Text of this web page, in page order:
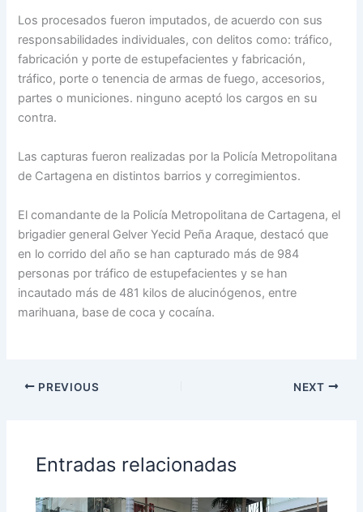
Los procesados fueron imputados, de acuerdo con sus
responsabilidades individuales, con delitos como: tráfico,
fabricación y porte de estupefacientes y fabricación,
tráfico, porte o tenencia de armas de fuego, accesorios,
partes o municiones. ninguno aceptó los cargos en su
contra.
Las capturas fueron realizadas por la Policía Metropolitana
de Cartagena en distintos barrios y corregimientos.
El comandante de la Policía Metropolitana de Cartagena, el
brigadier general Gelver Yecid Peña Araque, destacó que
en lo corrido del año se han capturado más de 984
personas por tráfico de estupefacientes y se han
incautado más de 481 kilos de alucinógenos, entre
marihuana, base de coca y cocaína.
PREVIOUS NEXT
Entradas relacionadas